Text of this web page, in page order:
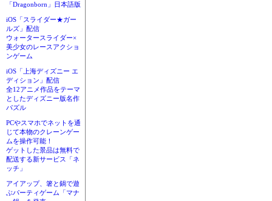
「Dragonborn」日本語版
iOS「スライダー★ガー
ルズ」配信
ウォータースライダー×
美少女のレースアクショ
ンゲーム
iOS「上海ディズニー エ
ディション」配信
全12アニメ作品をテーマ
としたディズニー版名作
パズル
PCやスマホでネットを通
じて本物のクレーンゲー
ムを操作可能！
ゲットした景品は無料で
配送する新サービス「ネ
ッチ」
アイアップ、箸と鍋で遊
ぶパーティゲーム「マナ